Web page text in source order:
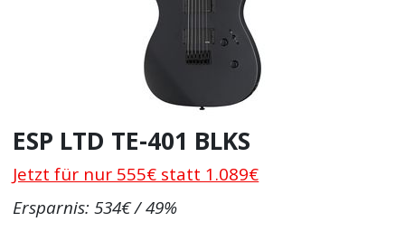
ESP LTD TE-401 BLKS
Jetzt für nur 555€ statt 1.089€
Ersparnis: 534€ / 49%